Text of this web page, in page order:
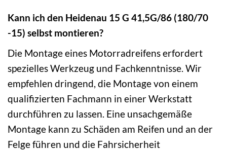
Kann ich den Heidenau 15 G 41,5G/86 (180/70
-15) selbst montieren?
Die Montage eines Motorradreifens erfordert
spezielles Werkzeug und Fachkenntnisse. Wir
empfehlen dringend, die Montage von einem
qualifizierten Fachmann in einer Werkstatt
durchführen zu lassen. Eine unsachgemäße
Montage kann zu Schäden am Reifen und an der
Felge führen und die Fahrsicherheit